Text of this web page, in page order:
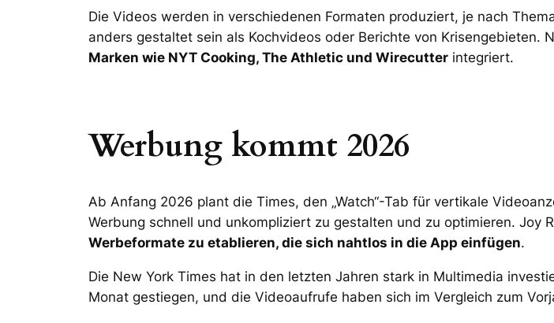
Die Videos werden in verschiedenen Formaten produziert, je nach
anders gestaltet sein als Kochvideos oder Berichte von Krisengebieten.
Marken wie NYT Cooking, The Athletic und Wirecutter integriert.
Werbung kommt 2026
Ab Anfang 2026 plant die Times, den „Watch“-Tab für vertikale
Werbung schnell und unkompliziert zu gestalten und zu optimieren. Joy
Werbeformate zu etablieren, die sich nahtlos in die App einfügen.
Die New York Times hat in den letzten Jahren stark in Multimedia
Monat gestiegen, und die Videoaufrufe haben sich im Vergleich zum